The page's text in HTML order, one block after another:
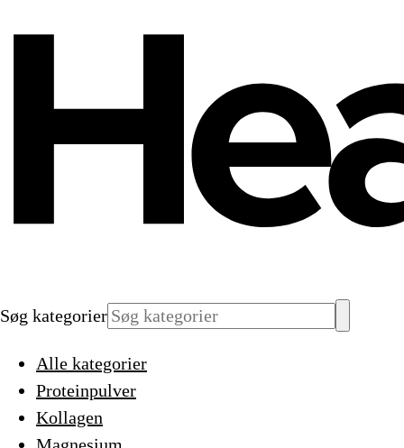
Søg kategorier
Alle kategorier
Proteinpulver
Kollagen